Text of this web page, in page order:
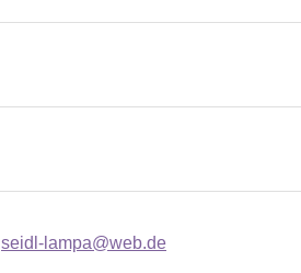
seidl-lampa@web.de